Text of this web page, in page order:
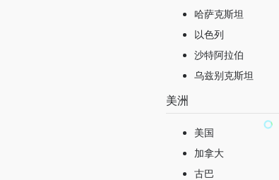
哈萨克斯坦
以色列
沙特阿拉伯
乌兹别克斯坦
美洲
美国
加拿大
古巴